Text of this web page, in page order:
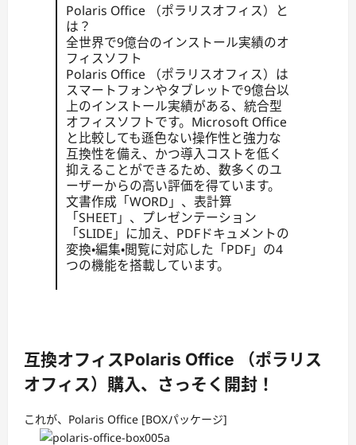
Polaris Office （ポラリスオフィス）と
は？
全世界で9億台のインストール実績のオ
フィスソフト
Polaris Office （ポラリスオフィス）は
スマートフォンやタブレットで9億台以
上のインストール実績がある、統合型
オフィスソフトです。Microsoft Office
と比較しても遜色ない操作性と強力な
互換性を備え、かつ導入コストを低く
抑えることができるため、数多くのユ
ーザーからの高い評価を得ています。
文書作成「WORD」、表計算
「SHEET」、プレゼンテーション
「SLIDE」に加え、PDFドキュメントの
変換・編集・閲覧に対応した「PDF」の4
つの機能を搭載しています。
互換オフィスPolaris Office （ポラリス
オフィス）購入、さっそく開封！
これが、Polaris Office [BOXパッケージ]